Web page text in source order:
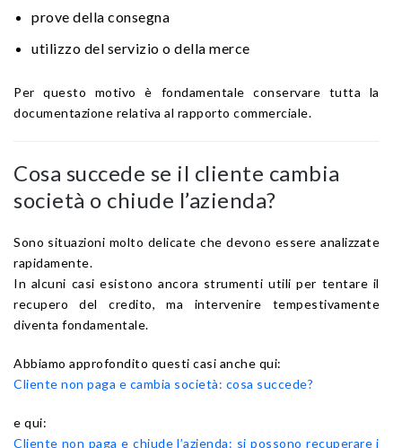
prove della consegna
utilizzo del servizio o della merce
Per questo motivo è fondamentale conservare tutta la
documentazione relativa al rapporto commerciale.
Cosa succede se il cliente cambia
società o chiude l’azienda?
Sono situazioni molto delicate che devono essere analizzate
rapidamente.
In alcuni casi esistono ancora strumenti utili per tentare il
recupero del credito, ma intervenire tempestivamente
diventa fondamentale.
Abbiamo approfondito questi casi anche qui:
Cliente non paga e cambia società: cosa succede?
e qui:
Cliente non paga e chiude l’azienda: si possono recuperare i